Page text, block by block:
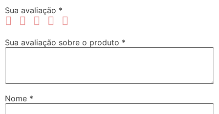
Sua avaliação *
Sua avaliação sobre o produto *
Nome *